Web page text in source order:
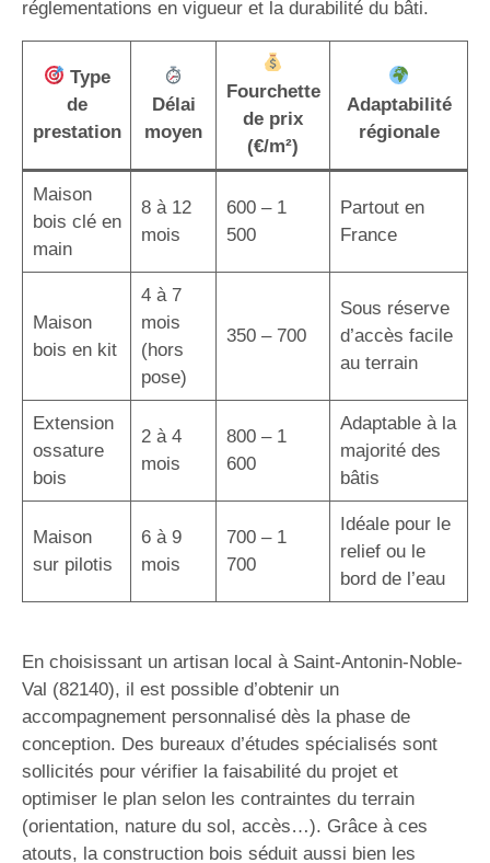
réglementations en vigueur et la durabilité du bâti.
Type
de
prestation
Délai
moyen
Fourchette
de prix
(€/m²)
Adaptabilité
régionale
Maison
bois clé en
main
8 à 12
mois
600 – 1
500
Partout en
France
Maison
bois en kit
4 à 7
mois
(hors
pose)
350 – 700
Sous réserve
d’accès facile
au terrain
Extension
ossature
bois
2 à 4
mois
800 – 1
600
Adaptable à la
majorité des
bâtis
Maison
sur pilotis
6 à 9
mois
700 – 1
700
Idéale pour le
relief ou le
bord de l’eau
En choisissant un artisan local à Saint-Antonin-Noble-
Val (82140), il est possible d’obtenir un
accompagnement personnalisé dès la phase de
conception. Des bureaux d’études spécialisés sont
sollicités pour vérifier la faisabilité du projet et
optimiser le plan selon les contraintes du terrain
(orientation, nature du sol, accès…). Grâce à ces
atouts, la construction bois séduit aussi bien les